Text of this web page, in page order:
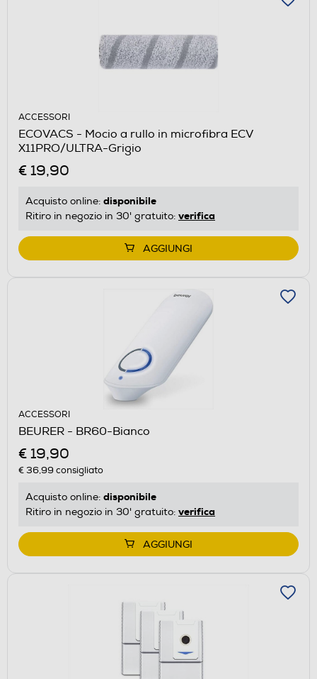
ACCESSORI
ECOVACS - Mocio a rullo in microfibra ECV
X11PRO/ULTRA-Grigio
€ 19,90
Acquisto online: disponibile
Ritiro in negozio in 30' gratuito: verifica
AGGIUNGI
ACCESSORI
BEURER - BR60-Bianco
€ 19,90
€ 36,99 consigliato
Acquisto online: disponibile
Ritiro in negozio in 30' gratuito: verifica
AGGIUNGI